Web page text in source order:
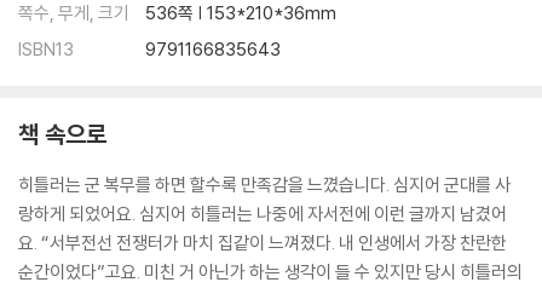
사상 최악의 살육전 ‘스탈린그라드 전투’
스탈린그라드에서 몰살당하는 독일군
독일의 마지막 반격
영화로 듣는 세계사 | 에너미 앳 더 게이트
3장 일본, 미국과 맞짱 뜨다 태평양 전쟁
쪽수, 무게, 크기
536쪽 | 153*210*36mm
ISBN13
9791166835643
책 속으로
히틀러는 군 복무를 하면 할수록 만족감을 느꼈습니다. 심지어 군대를 사
랑하게 되었어요. 심지어 히틀러는 나중에 자서전에 이런 글까지 남겼어
요. “서부전선 전쟁터가 마치 집같이 느껴졌다. 내 인생에서 가장 찬란한
순간이었다”고요. 미친 거 아닌가 하는 생각이 들 수 있지만 당시 히틀러의